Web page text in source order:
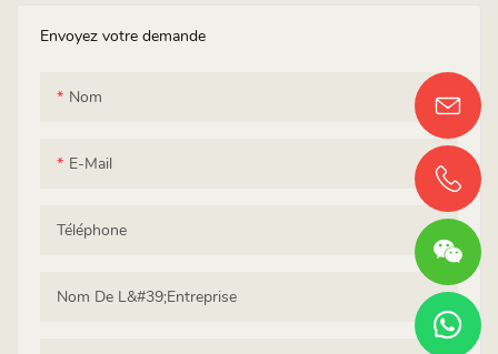
Envoyez votre demande
Nom
E-Mail
Téléphone
Nom De L&#39;entreprise